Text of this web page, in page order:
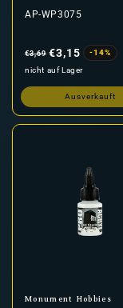
AP-WP3075
Preis
€3,69 €3,15
-14%
nicht auf Lager
Ausverkauft
Anbieter:
Monument Hobbies